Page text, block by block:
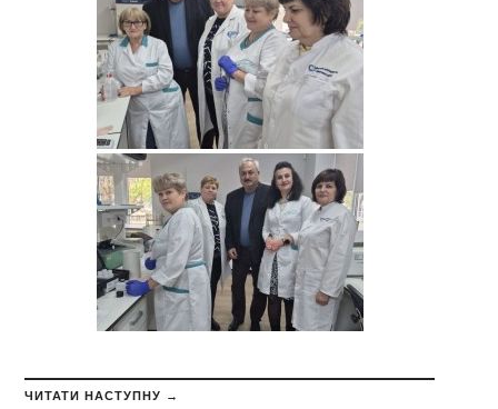
ЧИТАТИ НАСТУПНУ →